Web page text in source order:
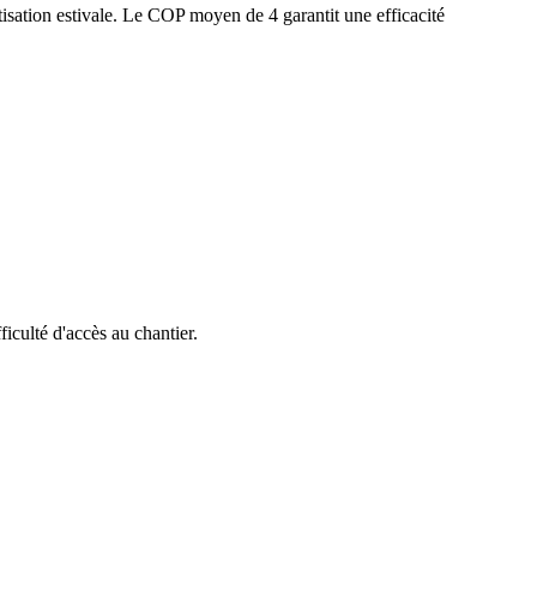
estivale. Le COP moyen de 4 garantit une efficacité
d'accès au chantier.